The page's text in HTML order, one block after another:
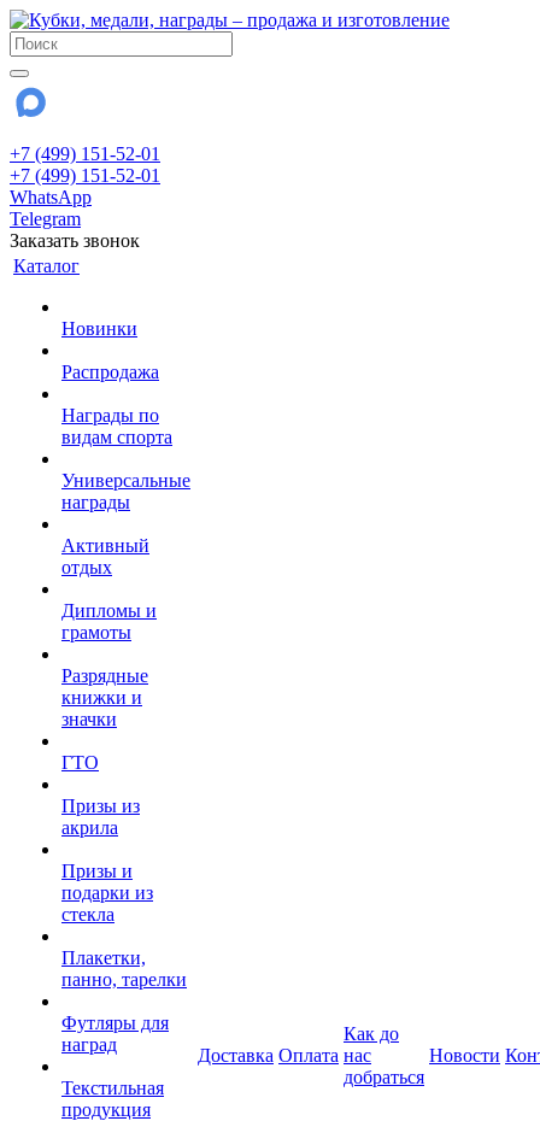
+7 (499) 151-52-01
+7 (499) 151-52-01
WhatsApp
Telegram
Заказать звонок
Каталог
Новинки
Распродажа
Награды по
видам спорта
Универсальные
награды
Активный
отдых
Дипломы и
грамоты
Разрядные
книжки и
значки
ГТО
Призы из
акрила
Призы и
подарки из
стекла
Плакетки,
панно, тарелки
Футляры для
наград
Текстильная
продукция
Доставка Оплата
Как до
нас
добраться
Новости